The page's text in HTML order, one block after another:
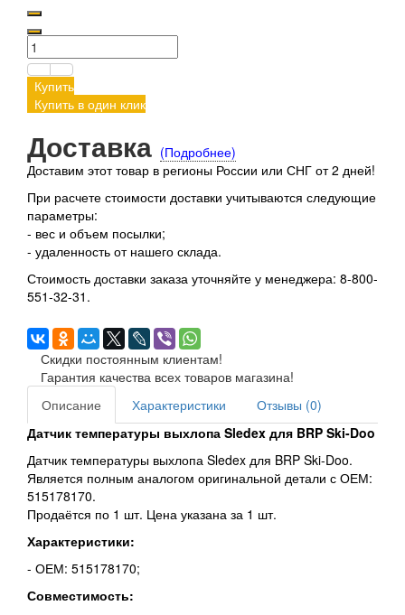
Купить
Купить в один клик
Доставка (Подробнее)
Доставим этот товар в регионы России или СНГ от 2 дней!
При расчете стоимости доставки учитываются следующие
параметры:
- вес и объем посылки;
- удаленность от нашего склада.
Стоимость доставки заказа уточняйте у менеджера: 8-800-
551-32-31.
Скидки постоянным клиентам!
Гарантия качества всех товаров магазина!
Описание
Характеристики
Отзывы (0)
Датчик температуры выхлопа Sledex для BRP Ski-Doo
Датчик температуры выхлопа Sledex для BRP Ski-Doo.
Является полным аналогом оригинальной детали с ОЕМ:
515178170.
Продаётся по 1 шт. Цена указана за 1 шт.
Характеристики:
- ОЕМ: 515178170;
Совместимость: